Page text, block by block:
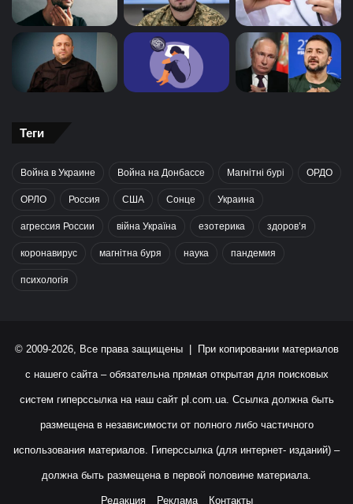
Теги
Война в Украине Война на Донбассе Магнітні бурі ОРДО
ОРЛО Россия США Сонце Украина
агрессия России війна Україна езотерика здоров’я
коронавирус магнітна буря наука пандемия
психологія
© 2009-2026, Все права защищены | При копировании материалов
с нашего сайта – обязательна прямая открытая для поисковых
систем гиперссылка на наш сайт pl.com.ua. Ссылка должна быть
размещена в независимости от полного либо частичного
использования материалов. Гиперссылка (для интернет- изданий) –
должна быть размещена в первой половине материала.
Редакция Реклама Контакты